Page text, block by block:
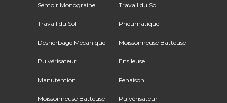
Semoir Monograine
Travail du Sol
Désherbage Mécanique
Pulvérisateur
Manutention
Moissonneuse Batteuse
Travail du Sol
Pneumatique
Moissonneuse Batteuse
Ensileuse
Fenaison
Pulvérisateur